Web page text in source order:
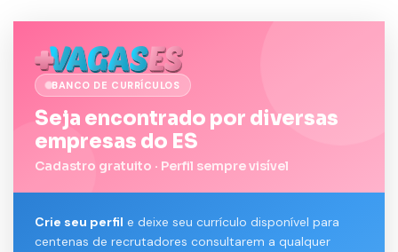
BANCO DE CURRÍCULOS
Seja encontrado por diversas
empresas do ES
Cadastro gratuito · Perfil sempre visível
Crie seu perfil e deixe seu currículo disponível para
centenas de recrutadores consultarem a qualquer